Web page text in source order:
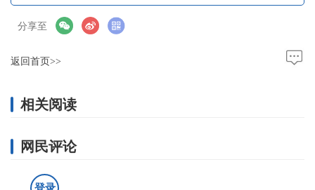
分享至
返回首页>>
相关阅读
网民评论